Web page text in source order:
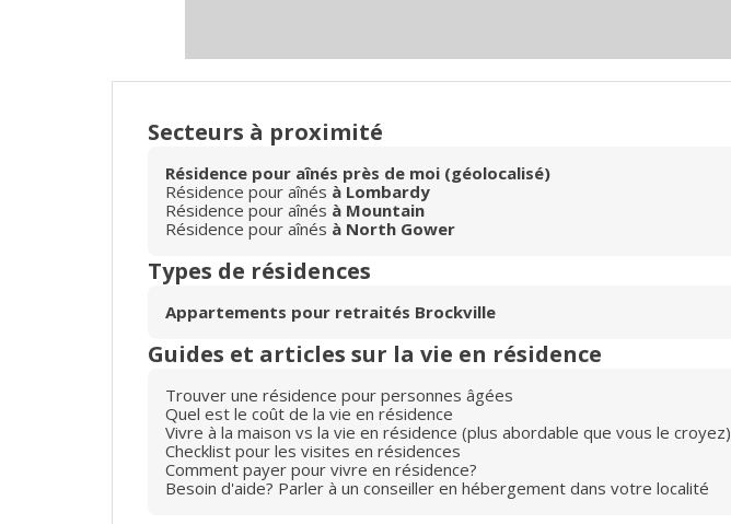
Secteurs à proximité
Résidence pour aînés près de moi (géolocalisé)
Résidence pour aînés à Lombardy
Résidence pour aînés à Mountain
Résidence pour aînés à North Gower
Types de résidences
Appartements pour retraités Brockville
Guides et articles sur la vie en résidence
Trouver une résidence pour personnes âgées
Quel est le coût de la vie en résidence
Vivre à la maison vs la vie en résidence (plus abordable que vous le croyez)
Checklist pour les visites en résidences
Comment payer pour vivre en résidence?
Besoin d'aide? Parler à un conseiller en hébergement dans votre localité